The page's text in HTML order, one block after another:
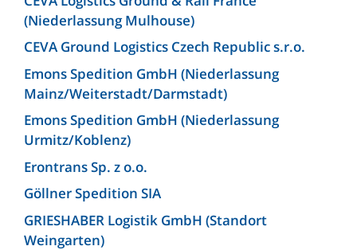
(Niederlassung Mulhouse)
CEVA Ground Logistics Czech Republic s.r.o.
Emons Spedition GmbH (Niederlassung
Mainz/Weiterstadt/Darmstadt)
Emons Spedition GmbH (Niederlassung
Urmitz/Koblenz)
Erontrans Sp. z o.o.
Göllner Spedition SIA
GRIESHABER Logistik GmbH (Standort
Weingarten)